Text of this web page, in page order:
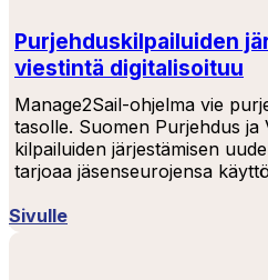
Purjehduskilpailuiden
viestintä digitalisoituu
Manage2Sail-ohjelma vie
tasolle. Suomen Purjehdus ja
kilpailuiden järjestämisen
tarjoaa jäsenseurojensa
Sivulle